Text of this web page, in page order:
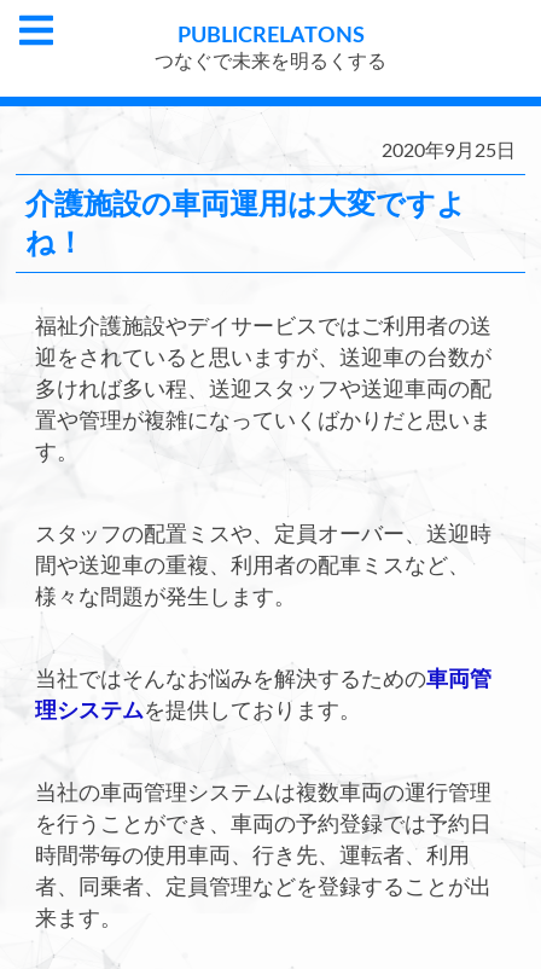
PUBLICRELATONS
つなぐで未来を明るくする
2020年9月25日
介護施設の車両運用は大変ですよ
ね！
福祉介護施設やデイサービスではご利用者の送
迎をされていると思いますが、送迎車の台数が
多ければ多い程、送迎スタッフや送迎車両の配
置や管理が複雑になっていくばかりだと思いま
す。
スタッフの配置ミスや、定員オーバー、送迎時
間や送迎車の重複、利用者の配車ミスなど、
様々な問題が発生します。
当社ではそんなお悩みを解決するための車両管
理システムを提供しております。
当社の車両管理システムは複数車両の運行管理
を行うことができ、車両の予約登録では予約日
時間帯毎の使用車両、行き先、運転者、利用
者、同乗者、定員管理などを登録することが出
来ます。